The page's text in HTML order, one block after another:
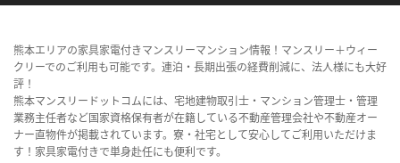
熊本エリアの家具家電付きマンスリーマンション情報！マンスリー＋ウィー
クリーでのご利用も可能です。連泊・長期出張の経費削減に、法人様にも大好
評！
熊本マンスリードットコムには、宅地建物取引士・マンション管理士・管理
業務主任者など国家資格保有者が在籍している不動産管理会社や不動産オー
ナー直物件が掲載されています。寮・社宅として安心してご利用いただけま
す！家具家電付きで単身赴任にも便利です。